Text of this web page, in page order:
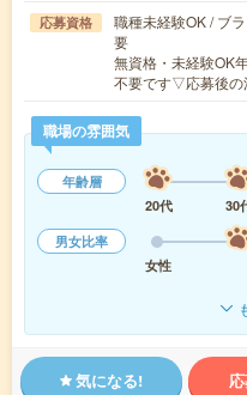
応募資格
職種未経験OK / ブ
要
無資格・未経験OK
不要です▽応募後
職場の雰囲気
年齢層
20代
30
男女比率
女性
気になる!